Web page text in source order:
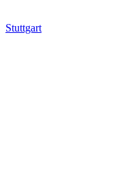
Stuttgart